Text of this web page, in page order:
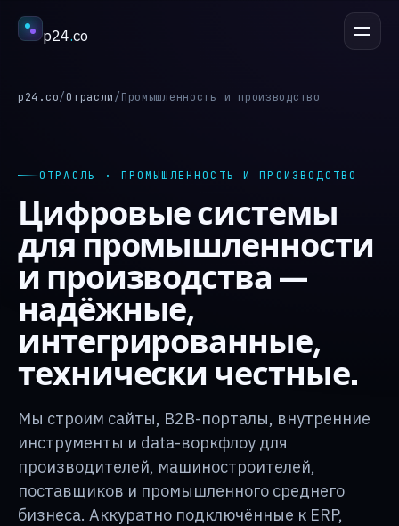
p24.co
ОБСУДИТЬ ПРОЕКТ
Отрасли
↳ Процесс
↳ Кейсы
↳ База знаний
↳ О p24
p24.co/Отрасли/Промышленность и производство
ОТРАСЛЬ · ПРОМЫШЛЕННОСТЬ И ПРОИЗВОДСТВО
Цифровые системы
для промышленности
и производства —
надёжные,
интегрированные,
технически честные.
Мы строим сайты, B2B-порталы, внутренние
инструменты и data-воркфлоу для
производителей, машиностроителей,
поставщиков и промышленного среднего
бизнеса. Аккуратно подключённые к ERP,